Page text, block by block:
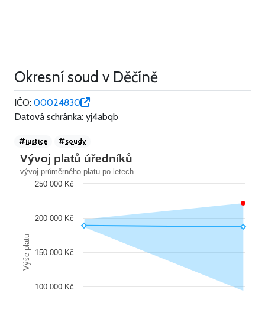
Okresní soud v Děčíně
IČO: 00024830
Datová schránka: yj4abqb
justice soudy
Výše platu
Vývoj platů úředníků
vývoj průměrného platu po letech
100 000 Kč
150 000 Kč
200 000 Kč
250 000 Kč